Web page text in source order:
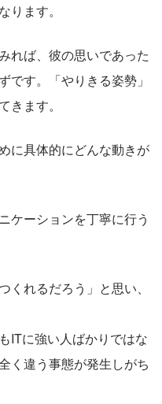
ります。
れば、彼の思いであった
です。「やりきる姿勢」
きます。
具体的にどんな動きが
ケーションを丁寧に行う
れるだろう」と思い、
ITに強い人ばかりではな
く違う事態が発生しがち